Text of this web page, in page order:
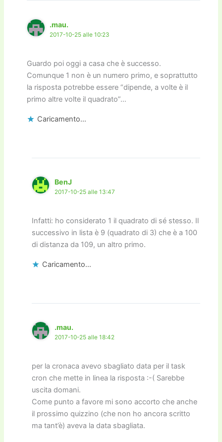
.mau.
2017-10-25 alle 10:23
Guardo poi oggi a casa che è successo.
Comunque 1 non è un numero primo, e soprattutto
la risposta potrebbe essere “dipende, a volte è il
primo altre volte il quadrato”…
Caricamento...
BenJ
2017-10-25 alle 13:47
Infatti: ho considerato 1 il quadrato di sé stesso. Il
successivo in lista è 9 (quadrato di 3) che è a 100
di distanza da 109, un altro primo.
Caricamento...
.mau.
2017-10-25 alle 18:42
per la cronaca avevo sbagliato data per il task
cron che mette in linea la risposta :-( Sarebbe
uscita domani.
Come punto a favore mi sono accorto che anche
il prossimo quizzino (che non ho ancora scritto
ma tant’è) aveva la data sbagliata.